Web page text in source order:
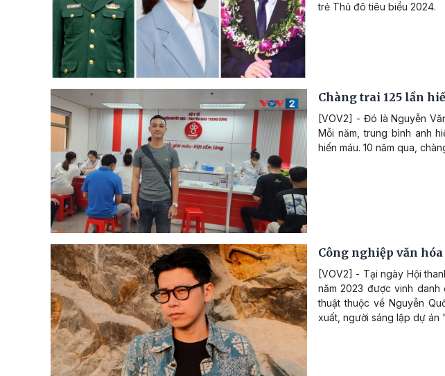
trẻ Thủ đô tiêu biểu 2024.
Chàng trai 125 lần
[VOV2] - Đó là Nguyễn
Mỗi năm, trung bình anh
hiến máu. 10 năm qua,
Công nghiệp văn
[VOV2] - Tại ngày Hội
năm 2023 được vinh
thuật thuộc về Nguyễn
xuất, người sáng lập dự án